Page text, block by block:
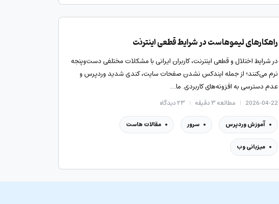
راهکارهای لیموهاست در شرایط قطعی اینترنت
در شرایط اختلال و قطعی اینترنت، کاربران ایرانی با مشکلات مختلفی دست‌وپنجه
نرم می‌کنند؛ از جمله ایندکس نشدن صفحات سایت، کندی شدید وردپرس و
عدم دسترسی به افزونه‌های کاربردی. ما…
2026-04-22 مطالعه ۳ دقیقه ۲۳دیدگاه
آموزش وردپرس سرور مقالات هاست
میزبانی وب